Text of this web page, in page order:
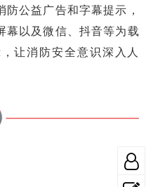
公益广告和字幕提示，
幕以及微信、抖音等为载
让消防安全意识深入人